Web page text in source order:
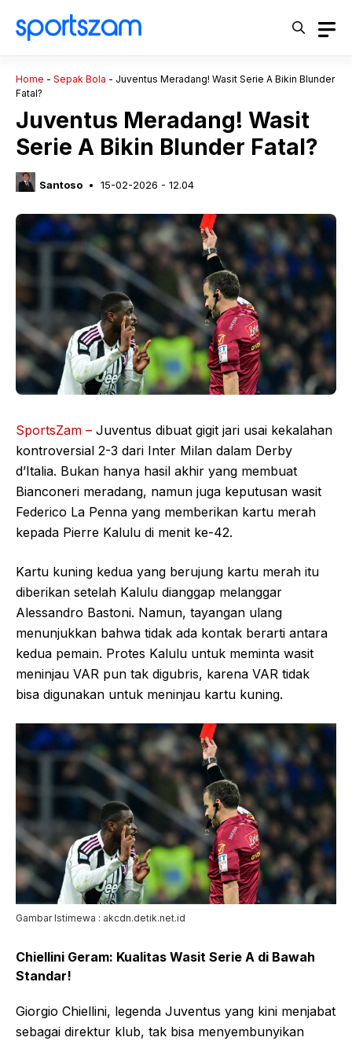
Home - Sepak Bola - Juventus Meradang! Wasit Serie A Bikin Blunder
Fatal?
Juventus Meradang! Wasit
Serie A Bikin Blunder Fatal?
Santoso 15-02-2026 - 12.04
SportsZam – Juventus dibuat gigit jari usai kekalahan
kontroversial 2-3 dari Inter Milan dalam Derby
d’Italia. Bukan hanya hasil akhir yang membuat
Bianconeri meradang, namun juga keputusan wasit
Federico La Penna yang memberikan kartu merah
kepada Pierre Kalulu di menit ke-42.
Kartu kuning kedua yang berujung kartu merah itu
diberikan setelah Kalulu dianggap melanggar
Alessandro Bastoni. Namun, tayangan ulang
menunjukkan bahwa tidak ada kontak berarti antara
kedua pemain. Protes Kalulu untuk meminta wasit
meninjau VAR pun tak digubris, karena VAR tidak
bisa digunakan untuk meninjau kartu kuning.
Gambar Istimewa : akcdn.detik.net.id
Chiellini Geram: Kualitas Wasit Serie A di Bawah
Standar!
Giorgio Chiellini, legenda Juventus yang kini menjabat
sebagai direktur klub, tak bisa menyembunyikan